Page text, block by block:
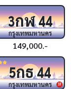
3กฬ44
กรุงเทพมหานคร
149,000.-
18
5กธ44
กรุงเทพมหานคร